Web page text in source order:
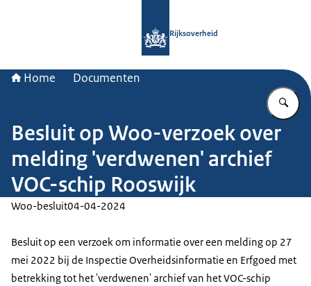
Rijksoverheid
Home Documenten
Besluit op Woo-verzoek over
melding 'verdwenen' archief
VOC-schip Rooswijk
Woo-besluit04-04-2024
Besluit op een verzoek om informatie over een melding op 27
mei 2022 bij de Inspectie Overheidsinformatie en Erfgoed met
betrekking tot het 'verdwenen' archief van het VOC-schip